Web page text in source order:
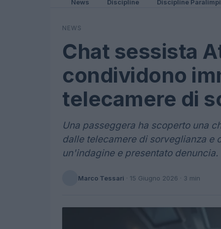
News Discipline Discipline
NEWS
Chat sessista
condividono
telecamere di
Una passeggera ha scoperto una
dalle telecamere di sorveglianza e
un'indagine e presentato denuncia.
Marco Tessari · 15 Giugno 2026 · 3 min